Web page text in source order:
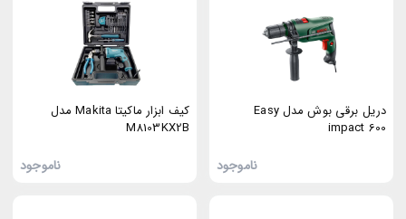
دریل برقی بوش مدل Easy
impact 600
ناموجود
کیف ابزار ماکیتا Makita مدل
M8103KX2B
ناموجود